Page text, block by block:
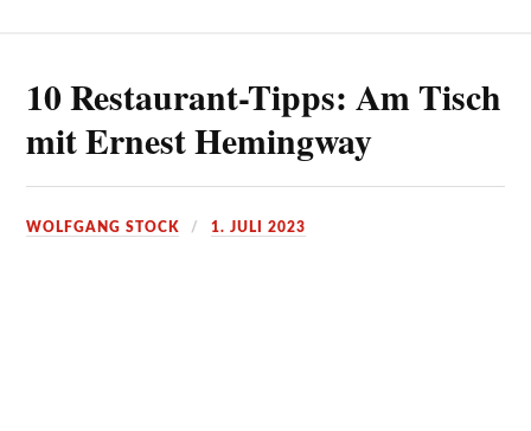
10 Restaurant-Tipps: Am Tisch
mit Ernest Hemingway
WOLFGANG STOCK 1. JULI 2023